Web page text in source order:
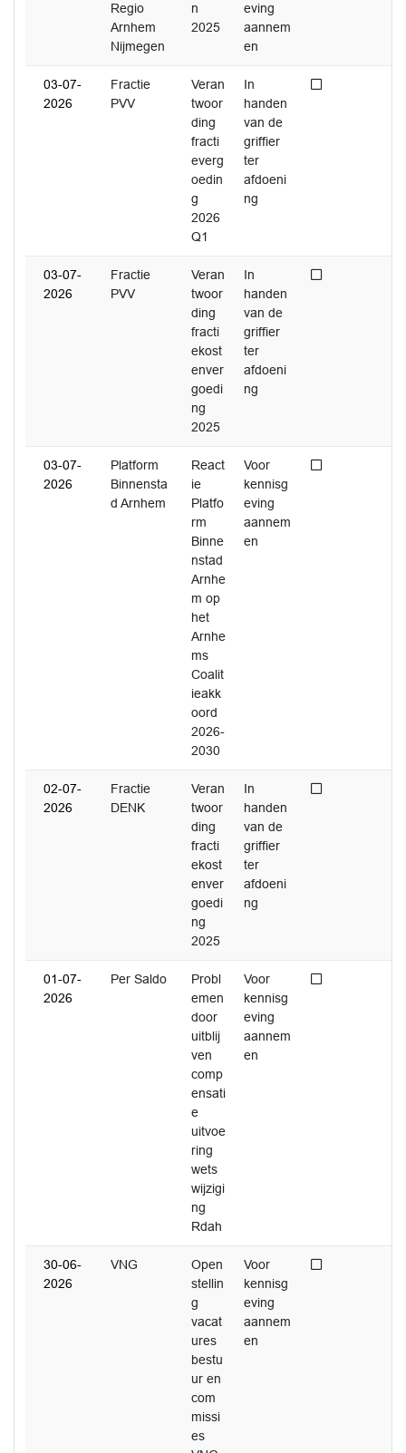
Regio
Arnhem
Nijmegen
n
2025
eving
aannem
en
03-07-
2026
Fractie
PVV
Veran
twoor
ding
fracti
everg
oedin
g
2026
Q1
In
handen
van de
griffier
ter
afdoeni
ng
Niet afgedaan
03-07-
2026
Fractie
PVV
Veran
twoor
ding
fracti
ekost
enver
goedi
ng
2025
In
handen
van de
griffier
ter
afdoeni
ng
Niet afgedaan
03-07-
2026
Platform
Binnensta
d Arnhem
React
ie
Platfo
rm
Binne
nstad
Arnhe
m op
het
Arnhe
ms
Coalit
ieakk
oord
2026-
2030
Voor
kennisg
eving
aannem
en
Niet afgedaan
02-07-
2026
Fractie
DENK
Veran
twoor
ding
fracti
ekost
enver
goedi
ng
2025
In
handen
van de
griffier
ter
afdoeni
ng
Niet afgedaan
01-07-
2026
Per Saldo
Probl
emen
door
uitblij
ven
comp
ensati
e
uitvoe
ring
wets
wijzigi
ng
Rdah
Voor
kennisg
eving
aannem
en
Niet afgedaan
30-06-
2026
VNG
Open
stellin
g
vacat
ures
bestu
ur en
com
missi
es
Voor
kennisg
eving
aannem
en
Niet afgedaan